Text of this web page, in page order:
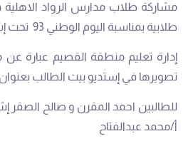
مشاركة طلاب مدارس الرواد الاهلية
طلابية بمناسبة اليوم الوطني تحت
إدارة تعليم منطقة القصيم عبارة عن
تصويرها في إستديو بيت الطالب بعنوان
للطالبين احمد المقرن و صالح الصقر
أ/محمد عبدالفتاح